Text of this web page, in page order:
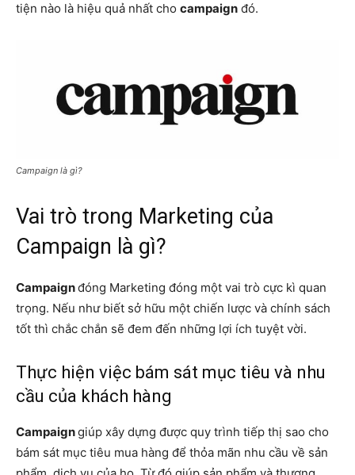
tiện nào là hiệu quả nhất cho campaign đó.
Campaign là gì?
Vai trò trong Marketing của
Campaign là gì?
Campaignđóng Marketing đóng một vai trò cực kì quan
trọng. Nếu như biết sở hữu một chiến lược và chính sách
tốt thì chắc chắn sẽ đem đến những lợi ích tuyệt vời.
Thực hiện việc bám sát mục tiêu và nhu
cầu của khách hàng
Campaigngiúp xây dựng được quy trình tiếp thị sao cho
bám sát mục tiêu mua hàng để thỏa mãn nhu cầu về sản